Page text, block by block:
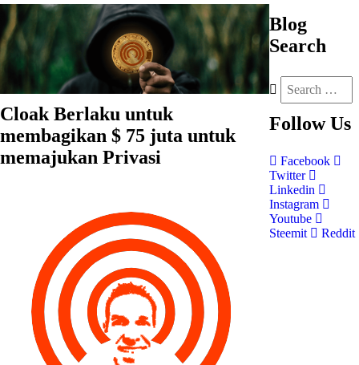
Cloak Berlaku untuk
membagikan $ 75 juta untuk
memajukan Privasi
Blog
Search
Follow Us
Facebook
Twitter
Linkedin
Instagram
Youtube
Steemit
Reddit